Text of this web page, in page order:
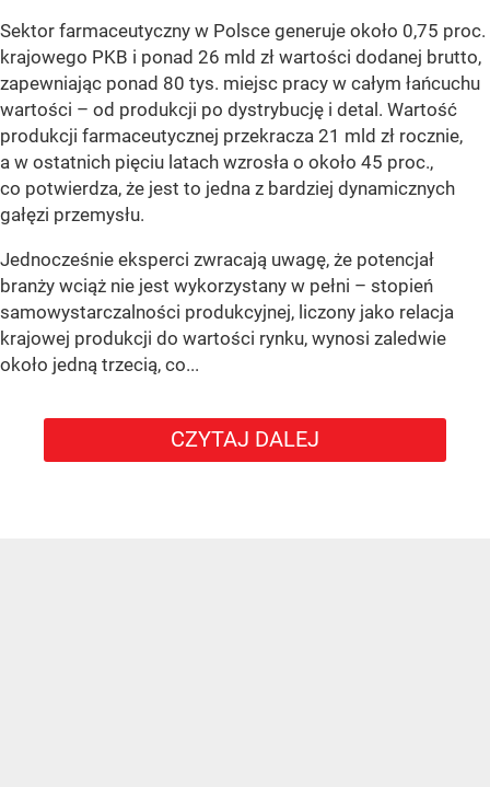
Sektor farmaceutyczny w Polsce generuje około 0,75 proc.
krajowego PKB i ponad 26 mld zł wartości dodanej brutto,
zapewniając ponad 80 tys. miejsc pracy w całym łańcuchu
wartości – od produkcji po dystrybucję i detal. Wartość
produkcji farmaceutycznej przekracza 21 mld zł rocznie,
a w ostatnich pięciu latach wzrosła o około 45 proc.,
co potwierdza, że jest to jedna z bardziej dynamicznych
gałęzi przemysłu.
Jednocześnie eksperci zwracają uwagę, że potencjał
branży wciąż nie jest wykorzystany w pełni – stopień
samowystarczalności produkcyjnej, liczony jako relacja
krajowej produkcji do wartości rynku, wynosi zaledwie
około jedną trzecią, co...
CZYTAJ DALEJ